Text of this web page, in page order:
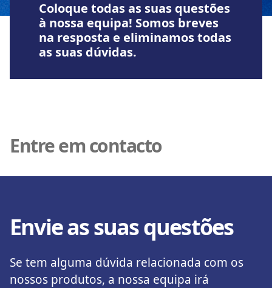
Coloque todas as suas questões
à nossa equipa! Somos breves
na resposta e eliminamos todas
as suas dúvidas.
Entre em contacto
Envie as suas questões
Se tem alguma dúvida relacionada com os
nossos produtos, a nossa equipa irá